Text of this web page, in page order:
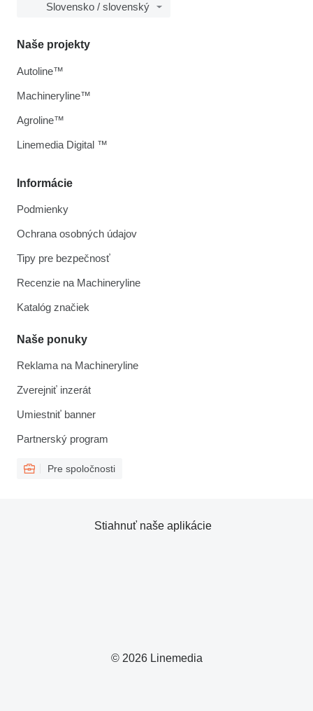
Slovensko / slovenský
Informácie
Podmienky
Ochrana osobných údajov
Tipy pre bezpečnosť
Recenzie na Machineryline
Katalóg značiek
Naše ponuky
Reklama na Machineryline
Zverejniť inzerát
Umiestniť banner
Partnerský program
Pre spoločnosti
Naše projekty
Autoline™
Machineryline™
Agroline™
Linemedia Digital ™
© 2026 Linemedia
Stiahnuť naše aplikácie